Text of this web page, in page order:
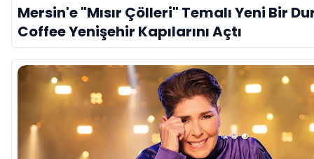
Mersin'e "Mısır Çölleri" Temalı Yeni Bir
Coffee Yenişehir Kapılarını Açtı